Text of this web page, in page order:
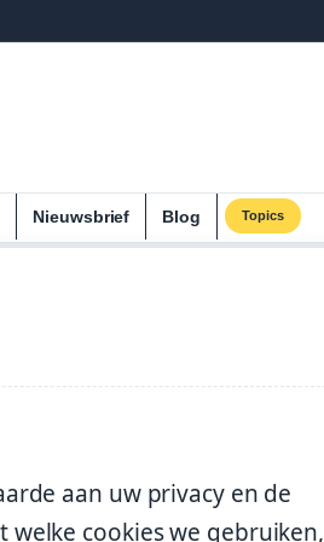
Nieuwsbrief Blog Topics
aan uw privacy en de
cookies we gebruiken,